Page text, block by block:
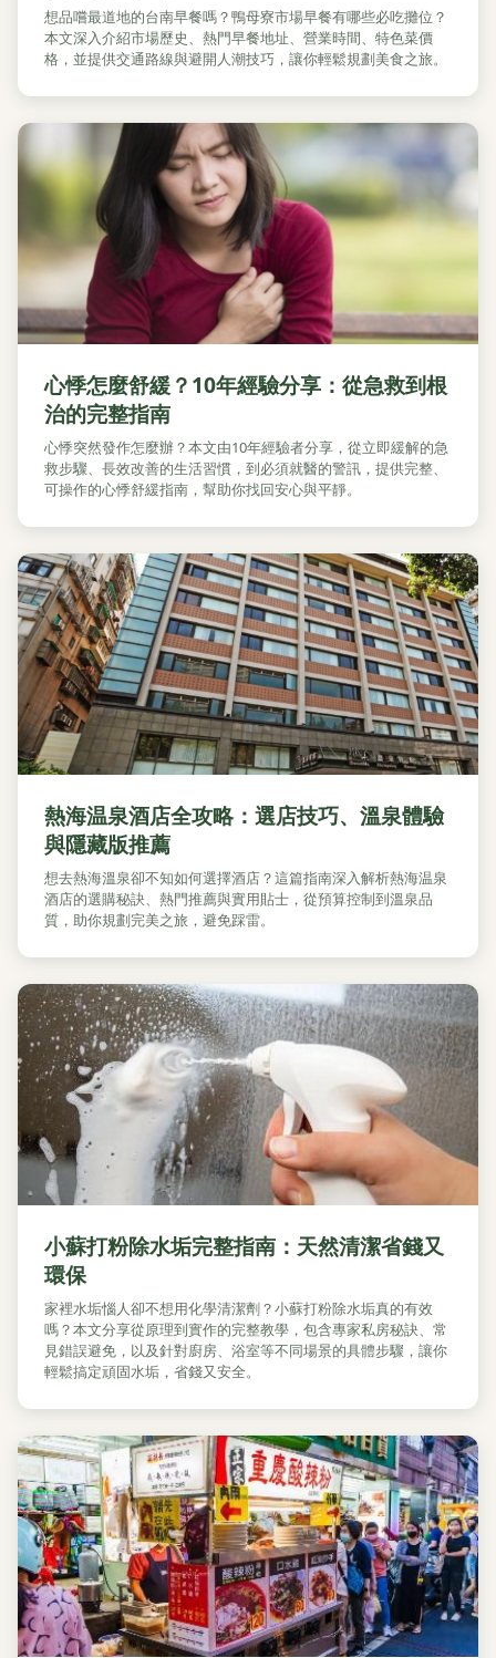
想品嚐最道地的台南早餐嗎？鴨母寮市場早餐有哪些必吃攤位？
本文深入介紹市場歷史、熱門早餐地址、營業時間、特色菜價
格，並提供交通路線與避開人潮技巧，讓你輕鬆規劃美食之旅。
心悸怎麼舒緩？10年經驗分享：從急救到根
治的完整指南
心悸突然發作怎麼辦？本文由10年經驗者分享，從立即緩解的急
救步驟、長效改善的生活習慣，到必須就醫的警訊，提供完整、
可操作的心悸舒緩指南，幫助你找回安心與平靜。
熱海温泉酒店全攻略：選店技巧、溫泉體驗
與隱藏版推薦
想去熱海溫泉卻不知如何選擇酒店？這篇指南深入解析熱海温泉
酒店的選購秘訣、熱門推薦與實用貼士，從預算控制到溫泉品
質，助你規劃完美之旅，避免踩雷。
小蘇打粉除水垢完整指南：天然清潔省錢又
環保
家裡水垢惱人卻不想用化學清潔劑？小蘇打粉除水垢真的有效
嗎？本文分享從原理到實作的完整教學，包含專家私房秘訣、常
見錯誤避免，以及針對廚房、浴室等不同場景的具體步驟，讓你
輕鬆搞定頑固水垢，省錢又安全。